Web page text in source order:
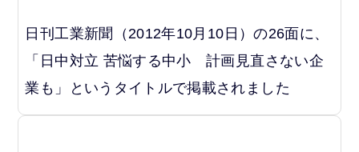
日刊工業新聞（2012年10月10日）の26面に、
「日中対立 苦悩する中小 計画見直さない企
業も」というタイトルで掲載されました